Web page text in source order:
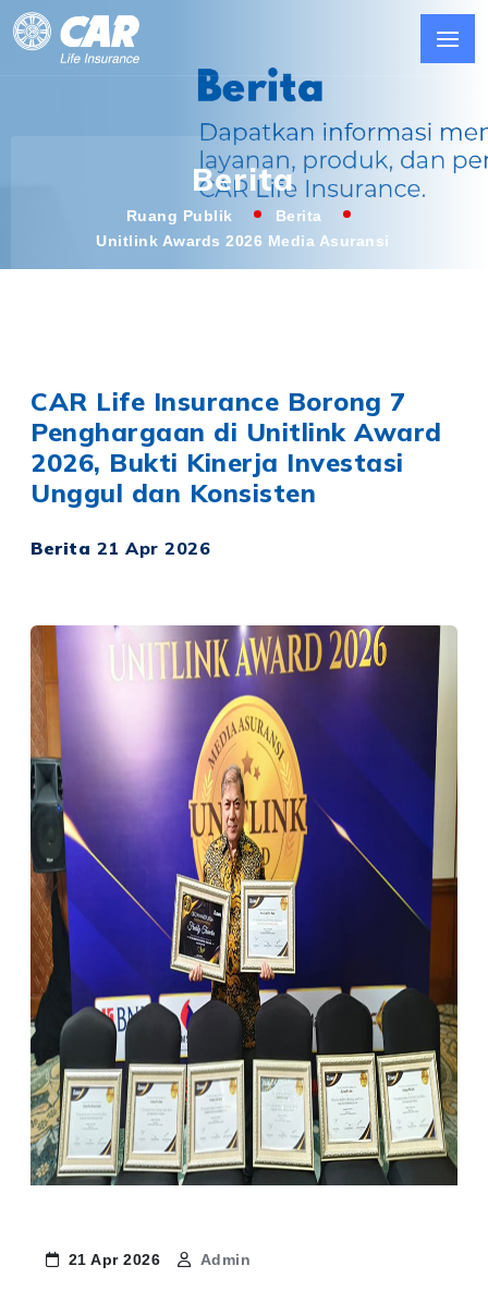
Berita
Ruang Publik
Berita
Unitlink Awards 2026 Media Asuransi
CAR Life Insurance Borong 7
Penghargaan di Unitlink Award
2026, Bukti Kinerja Investasi
Unggul dan Konsisten
Berita 21 Apr 2026
21 Apr 2026 Admin